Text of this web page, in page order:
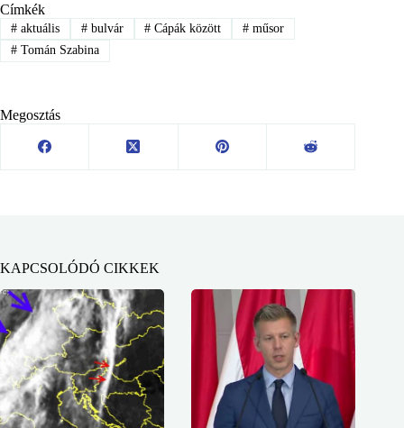
Címkék
#aktuális #bulvár # Cápák között # műsor
#Tomán Szabina
Megosztás
KAPCSOLÓDÓ CIKKEK